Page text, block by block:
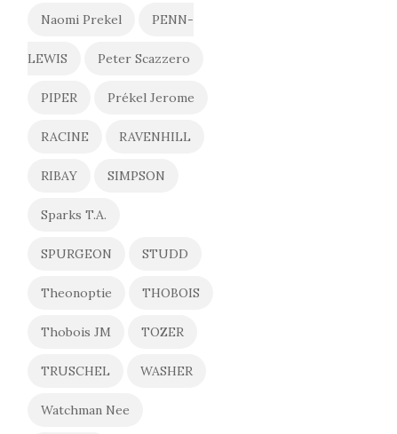
Naomi Prekel PENN-
LEWIS Peter Scazzero
PIPER Prékel Jerome
RACINE RAVENHILL
RIBAY SIMPSON
Sparks T.A.
SPURGEON STUDD
Theonoptie THOBOIS
Thobois JM TOZER
TRUSCHEL WASHER
Watchman Nee